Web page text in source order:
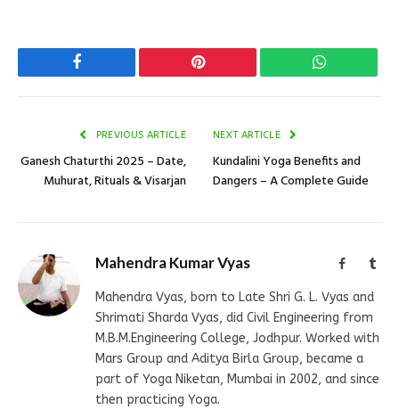
Facebook Pinterest WhatsApp
PREVIOUS ARTICLE
Ganesh Chaturthi 2025 – Date,
Muhurat, Rituals & Visarjan
NEXT ARTICLE
Kundalini Yoga Benefits and
Dangers – A Complete Guide
Mahendra Kumar Vyas Facebook
Mahendra Vyas, born to Late Shri G. L. Vyas and
Shrimati Sharda Vyas, did Civil Engineering from
M.B.M.Engineering College, Jodhpur. Worked with
Mars Group and Aditya Birla Group, became a
part of Yoga Niketan, Mumbai in 2002, and since
then practicing Yoga.